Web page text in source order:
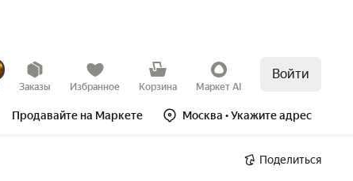
Заказы Избранное Корзина Маркет AI
Войти
Продавайте на Маркете Москва • Укажите адрес
Поделиться